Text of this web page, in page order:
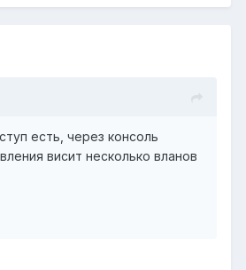
есть, через консоль
висит несколько вланов